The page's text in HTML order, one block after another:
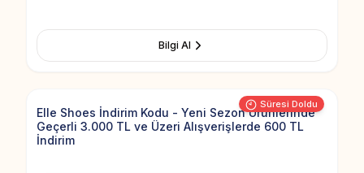
Bilgi Al
Süresi Doldu
Add to
Elle Shoes İndirim Kodu - Yeni Sezon Ürünlerinde
Geçerli 3.000 TL ve Üzeri Alışverişlerde 600 TL
İndirim